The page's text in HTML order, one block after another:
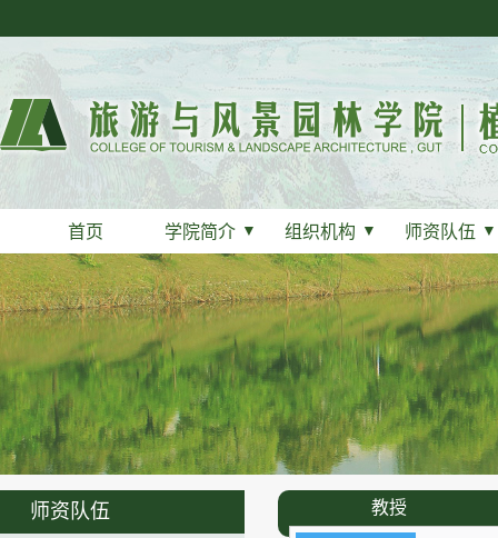
首页 学院简介 ▼ 组织机构 ▼ 师资队伍 ▼
师资队伍 教授